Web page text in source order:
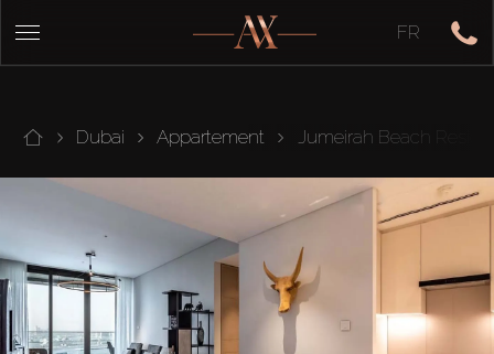
FR
Dubai Appartement Jumeirah Beach